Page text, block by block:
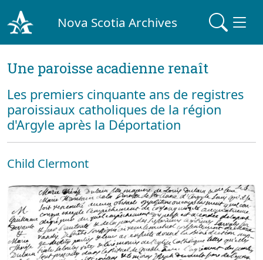
Nova Scotia Archives
Une paroisse acadienne renaît
Les premiers cinquante ans de registres
paroissiaux catholiques de la région
d'Argyle après la Déportation
Child Clermont